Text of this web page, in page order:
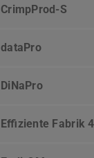
CrimpProd-S
dataPro
DiNaPro
Effiziente Fabrik